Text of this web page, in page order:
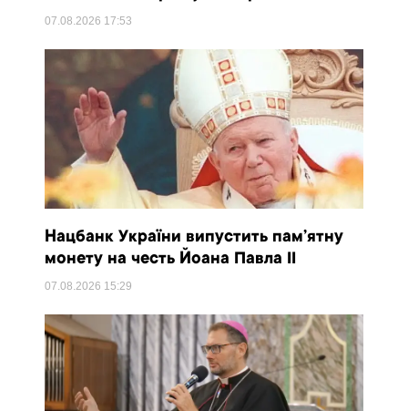
07.08.2026 17:53
Нацбанк України випустить пам’ятну
монету на честь Йоана Павла II
07.08.2026 15:29